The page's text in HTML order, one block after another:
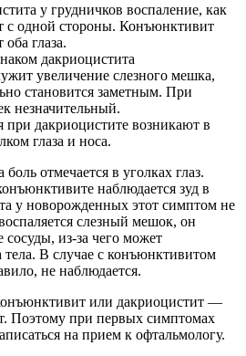
у грудничков воспаление, как
с одной стороны. Конъюнктивит
глаза.
дакриоцистита
увеличение слезного мешка,
становится заметным. При
незначительный.
дакриоцистите возникают в
глаза и носа.
отмечается в уголках глаз.
наблюдается зуд в
у новорожденных этот симптом не
слезный мешок, он
сосуды, из-за чего может
тела. В случае с конъюнктивитом
не наблюдается.
или дакриоцистит —
Поэтому при первых симптомах
на прием к офтальмологу.